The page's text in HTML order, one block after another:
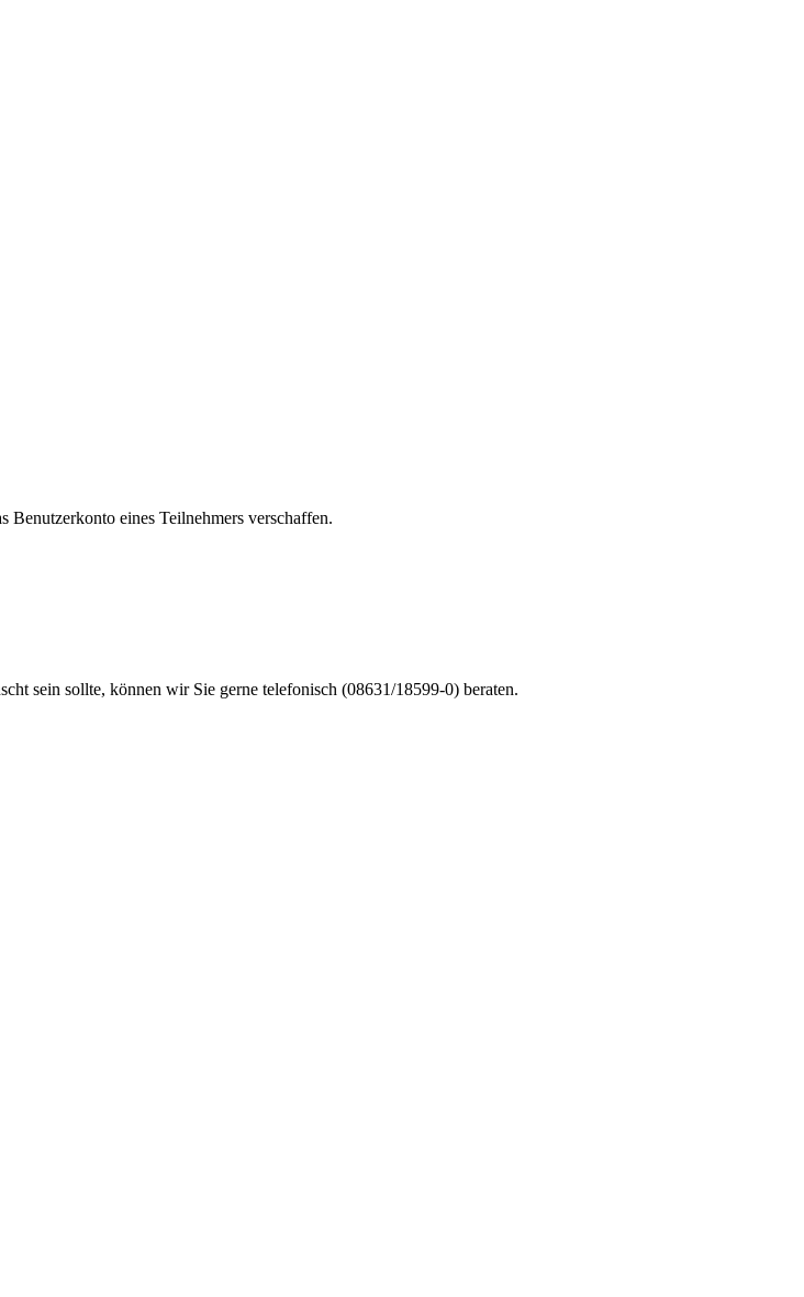
Benutzerkonto eines Teilnehmers verschaffen.
sein sollte, können wir Sie gerne telefonisch (08631/18599-0) beraten.